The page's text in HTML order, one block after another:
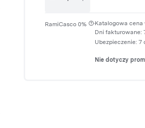
RamiCasco 0% ·Katalogowa cena
Dni fakturowane:
Ubezpieczenie: 7
Nie dotyczy